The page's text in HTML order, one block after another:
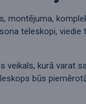
montējuma,
teleskopi,
kurā varat
būs